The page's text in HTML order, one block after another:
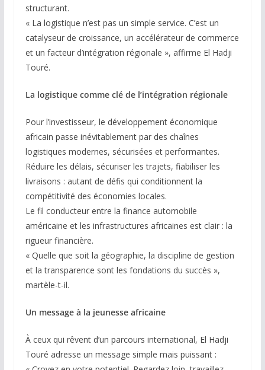
structurant.
« La logistique n’est pas un simple service. C’est un
catalyseur de croissance, un accélérateur de commerce
et un facteur d’intégration régionale », affirme El Hadji
Touré.
La logistique comme clé de l’intégration régionale
Pour l’investisseur, le développement économique
africain passe inévitablement par des chaînes
logistiques modernes, sécurisées et performantes.
Réduire les délais, sécuriser les trajets, fiabiliser les
livraisons : autant de défis qui conditionnent la
compétitivité des économies locales.
Le fil conducteur entre la finance automobile
américaine et les infrastructures africaines est clair : la
rigueur financière.
« Quelle que soit la géographie, la discipline de gestion
et la transparence sont les fondations du succès »,
martèle-t-il.
Un message à la jeunesse africaine
À ceux qui rêvent d’un parcours international, El Hadji
Touré adresse un message simple mais puissant :